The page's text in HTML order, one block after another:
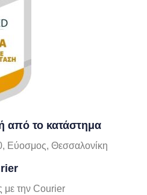
το κατάστημα
Εύοσμος, Θεσσαλονίκη
με την Courier